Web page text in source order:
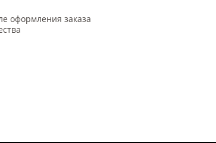
оформления заказа